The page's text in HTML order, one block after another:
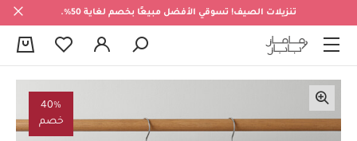
تنزيلات الصيف! تسوقي الأفضل مبيعًا بخصم لغاية 50%.
40%
خصم